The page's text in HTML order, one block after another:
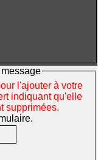
l'ajouter à votre
indiquant qu'elle
supprimées.